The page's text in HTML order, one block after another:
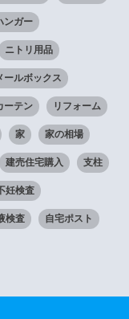
ンガー
ニトリ用品
ールボックス
ーテン リフォーム
家 家の相場
建売住宅購入 支柱
妊検査
検査 自宅ポスト